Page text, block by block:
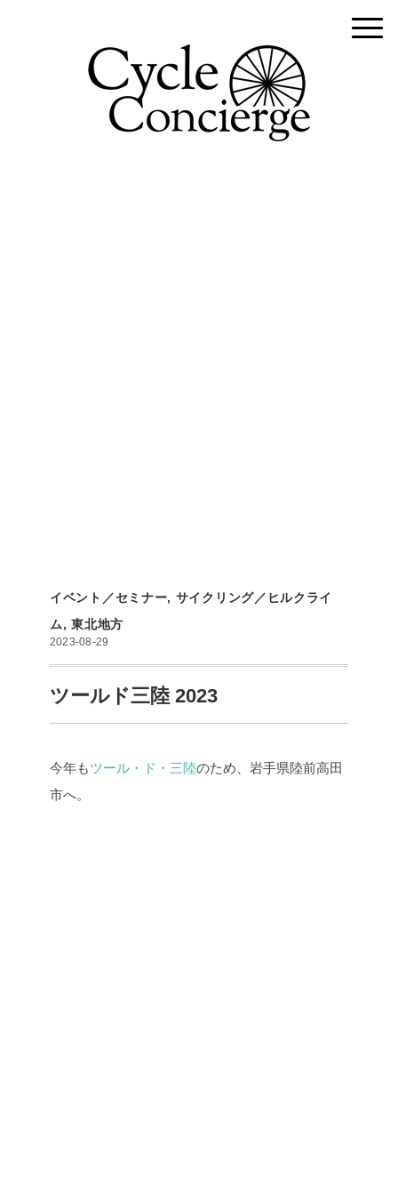
イベント／セミナー, サイクリング／ヒルクライ
ム,東北地方
2023-08-29
ツールド三陸 2023
今年もツール・ド・三陸のため、岩手県陸前高田
市へ。